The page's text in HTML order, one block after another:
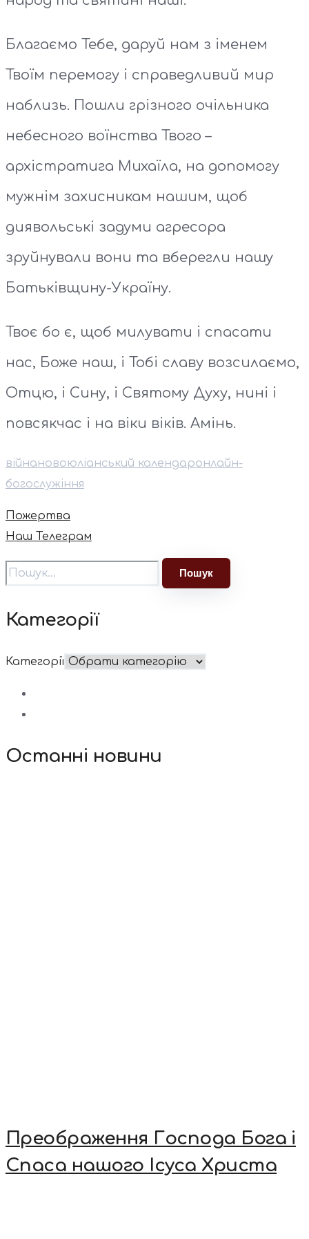
Благаємо Тебе, даруй нам з іменем
Твоїм перемогу і справедливий мир
наблизь. Пошли грізного очільника
небесного воїнства Твого –
архістратига Михаїла, на допомогу
мужнім захисникам нашим, щоб
диявольські задуми агресора
зруйнували вони та вберегли нашу
Батьківщину-Україну.
Твоє бо є, щоб милувати і спасати
нас, Боже наш, і Тобі славу возсилаємо,
Отцю, і Сину, і Святому Духу, нині і
повсякчас і на віки віків. Амінь.
війнановоюліанський календаронлайн-
богослужіння
Пожертва
Наш Телеграм
Категорії
Категорії
Останні новини
Преображення Господа Бога і
Спаса нашого Ісуса Христа